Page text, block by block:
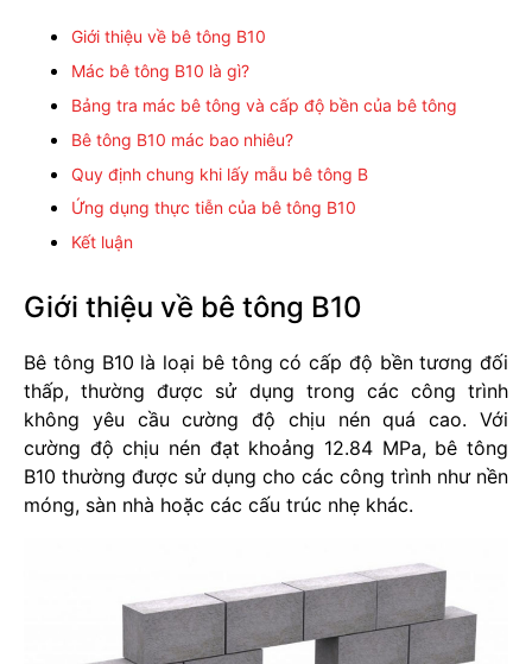
Giới thiệu về bê tông B10
Mác bê tông B10 là gì?
Bảng tra mác bê tông và cấp độ bền của bê tông
Bê tông B10 mác bao nhiêu?
Quy định chung khi lấy mẫu bê tông B
Ứng dụng thực tiễn của bê tông B10
Kết luận
Giới thiệu về bê tông B10
Bê tông B10 là loại bê tông có cấp độ bền tương đối
thấp, thường được sử dụng trong các công trình
không yêu cầu cường độ chịu nén quá cao. Với
cường độ chịu nén đạt khoảng 12.84 MPa, bê tông
B10 thường được sử dụng cho các công trình như nền
móng, sàn nhà hoặc các cấu trúc nhẹ khác.